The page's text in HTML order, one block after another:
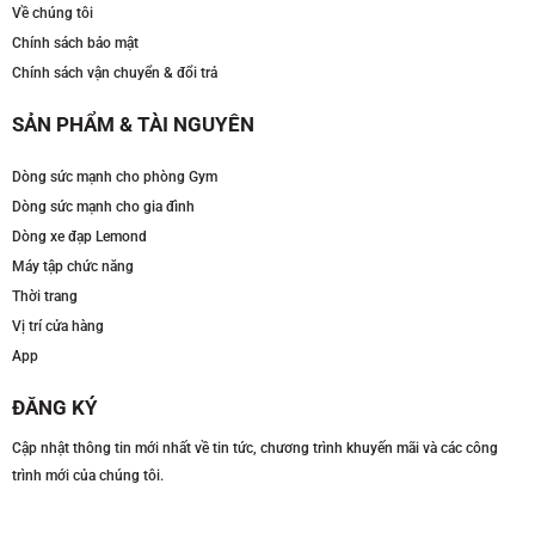
Về chúng tôi
Chính sách bảo mật
Chính sách vận chuyển & đổi trả
SẢN PHẨM & TÀI NGUYÊN
Dòng sức mạnh cho phòng Gym
Dòng sức mạnh cho gia đình
Dòng xe đạp Lemond
Máy tập chức năng
Thời trang
Vị trí cửa hàng
App
ĐĂNG KÝ
Cập nhật thông tin mới nhất về tin tức, chương trình khuyến mãi và các công
trình mới của chúng tôi.